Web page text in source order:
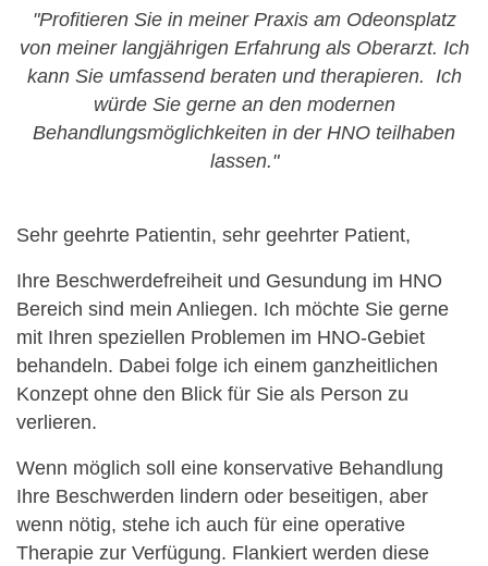
"Profitieren Sie in meiner Praxis am Odeonsplatz
von meiner langjährigen Erfahrung als Oberarzt. Ich
kann Sie umfassend beraten und therapieren. Ich
würde Sie gerne an den modernen
Behandlungsmöglichkeiten in der HNO teilhaben
lassen."
Sehr geehrte Patientin, sehr geehrter Patient,
Ihre Beschwerdefreiheit und Gesundung im HNO
Bereich sind mein Anliegen. Ich möchte Sie gerne
mit Ihren speziellen Problemen im HNO-Gebiet
behandeln. Dabei folge ich einem ganzheitlichen
Konzept ohne den Blick für Sie als Person zu
verlieren.
Wenn möglich soll eine konservative Behandlung
Ihre Beschwerden lindern oder beseitigen, aber
wenn nötig, stehe ich auch für eine operative
Therapie zur Verfügung. Flankiert werden diese